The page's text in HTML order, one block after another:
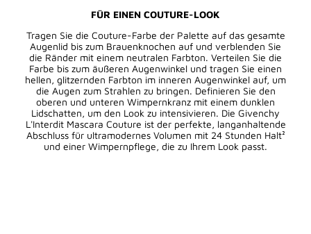
FÜR EINEN COUTURE-LOOK
Tragen Sie die Couture-Farbe der Palette auf das gesamte
Augenlid bis zum Brauenknochen auf und verblenden Sie
die Ränder mit einem neutralen Farbton. Verteilen Sie die
Farbe bis zum äußeren Augenwinkel und tragen Sie einen
hellen, glitzernden Farbton im inneren Augenwinkel auf, um
die Augen zum Strahlen zu bringen. Definieren Sie den
oberen und unteren Wimpernkranz mit einem dunklen
Lidschatten, um den Look zu intensivieren. Die Givenchy
L'Interdit Mascara Couture ist der perfekte, langanhaltende
Abschluss für ultramodernes Volumen mit 24 Stunden Halt²
und einer Wimpernpflege, die zu Ihrem Look passt.